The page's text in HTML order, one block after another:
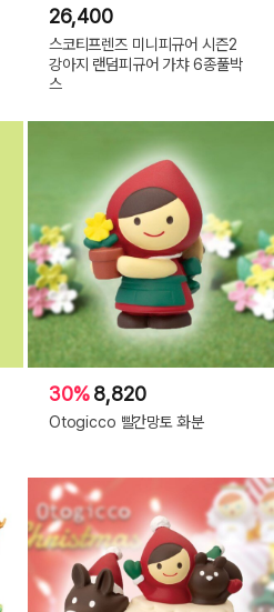
26,400
스코티프렌즈 미니피규어 시즌2
강아지 랜덤피규어 가챠 6종풀박
스
30%8,820
Otogicco 빨간망토 화분